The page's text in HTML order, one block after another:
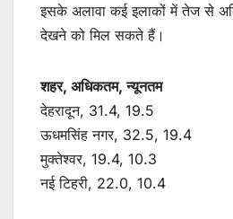
इसके अलावा कई इलाकों में तेज से
देखने को मिल सकते हैं।
शहर, अधिकतम, न्यूनतम
देहरादून, 31.4, 19.5
ऊधमसिंह नगर, 32.5, 19.4
मुक्तेश्वर, 19.4, 10.3
नई टिहरी, 22.0, 10.4